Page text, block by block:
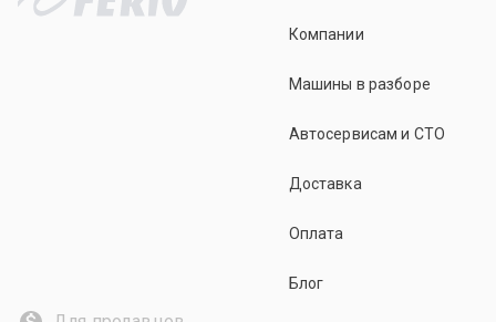
Компании
Машины в разборе
Автосервисам и СТО
Доставка
Оплата
Блог